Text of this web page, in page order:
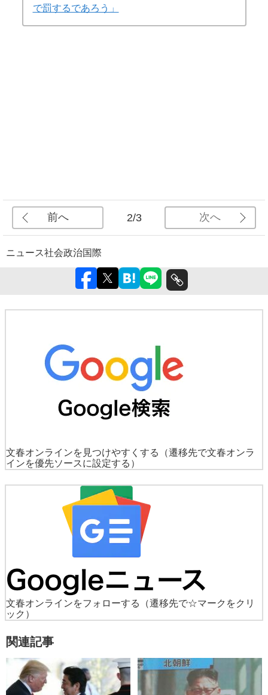
で罰するであろう」
前へ 2/3 次へ
ニュース社会政治国際
文春オンラインを見つけやすくする
（遷移先で文春オンラ
インを優先ソースに設定する）
文春オンラインをフォローする
（遷移先で☆マークをクリ
ック）
関連記事